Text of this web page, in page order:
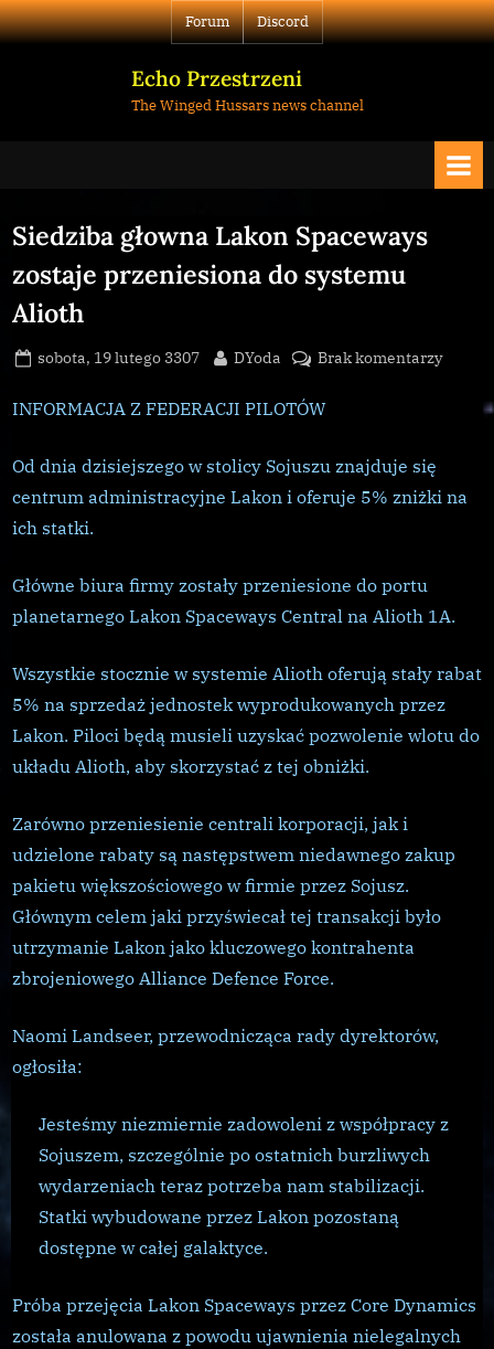
Skip
to
Forum Discord
Echo Przestrzeni
The Winged Hussars news channel
Siedziba głowna Lakon Spaceways
zostaje przeniesiona do systemu
Alioth
Posted
sobota, 19 lutego 3307 By
DYoda Brak komentarzydo
głowna
INFORMACJA Z FEDERACJI PILOTÓW
Od dnia dzisiejszego w stolicy Sojuszu znajduje się
centrum administracyjne Lakon i oferuje 5% zniżki na
ich statki.
Główne biura firmy zostały przeniesione do portu
planetarnego Lakon Spaceways Central na Alioth 1A.
Wszystkie stocznie w systemie Alioth oferują stały rabat
5% na sprzedaż jednostek wyprodukowanych przez
Lakon. Piloci będą musieli uzyskać pozwolenie wlotu do
układu Alioth, aby skorzystać z tej obniżki.
Zarówno przeniesienie centrali korporacji, jak i
udzielone rabaty są następstwem niedawnego zakup
pakietu większościowego w firmie przez Sojusz.
Głównym celem jaki przyświecał tej transakcji było
utrzymanie Lakon jako kluczowego kontrahenta
zbrojeniowego Alliance Defence Force.
Naomi Landseer, przewodnicząca rady dyrektorów,
ogłosiła:
Jesteśmy niezmiernie zadowoleni z współpracy z
Sojuszem, szczególnie po ostatnich burzliwych
wydarzeniach teraz potrzeba nam stabilizacji.
Statki wybudowane przez Lakon pozostaną
dostępne w całej galaktyce.
Próba przejęcia Lakon Spaceways przez Core Dynamics
została anulowana z powodu ujawnienia nielegalnych